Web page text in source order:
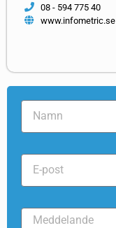
08 - 594 775 40
www.infometric.se